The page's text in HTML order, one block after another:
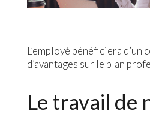
L’employé bénéficiera d’un
d’avantages sur le plan
Le travail de